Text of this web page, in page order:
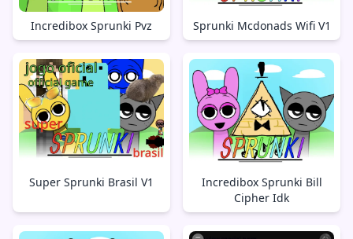
Incredibox Sprunki Pvz Sprunki Mcdonads Wifi V1
Super Sprunki Brasil V1
Incredibox Sprunki Bill
Cipher Idk